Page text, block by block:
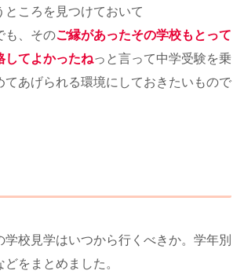
ところを見つけておいて
も、そのご縁があったその学校もとって
してよかったねっと言って中学受験を乗
てあげられる環境にしておきたいもので
学校見学はいつから行くべきか。学年別
をまとめました。